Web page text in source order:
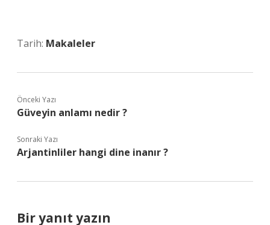
Tarih: Makaleler
Önceki Yazı
Güveyin anlamı nedir ?
Sonraki Yazı
Arjantinliler hangi dine inanır ?
Bir yanıt yazın